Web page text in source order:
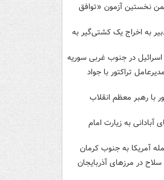
نخستین آزمون «توافق
به اخراج یک کشتی‌گیر به
در جنوب غربی سوریه
تراکتور با جواد
با رهبر معظم انقلاب
آبادانی به زیارت امام
آمریکا به جنوب کرمان
سلاح در مرزهای آذربایجان